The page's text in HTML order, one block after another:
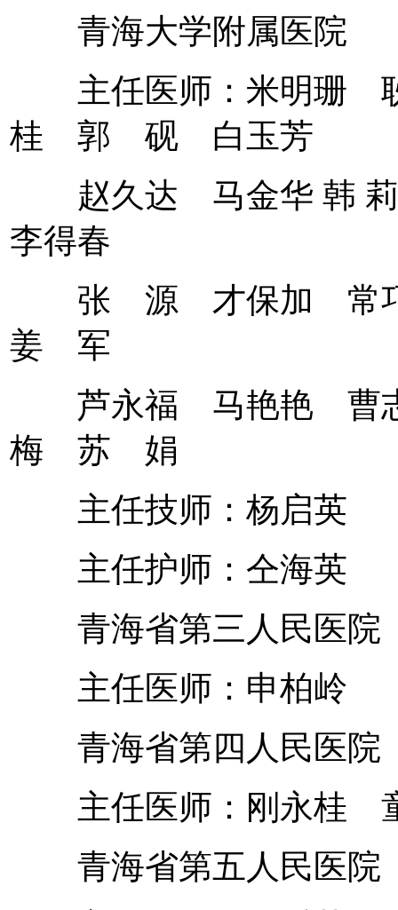
青海大学附属医院
主任医师：米明珊
桂 郭 砚 白玉芳
赵久达 马金华 韩
李得春
张 源 才保加 常
姜 军
芦永福 马艳艳 曹
梅 苏 娟
主任技师：杨启英
主任护师：仝海英
青海省第三人民医院
主任医师：申柏岭
青海省第四人民医院
主任医师：刚永桂
青海省第五人民医院